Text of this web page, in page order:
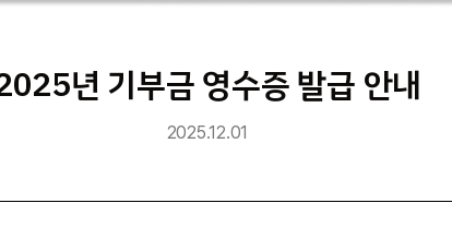
년 기부금 영수증 발급 안내
2025.12.01